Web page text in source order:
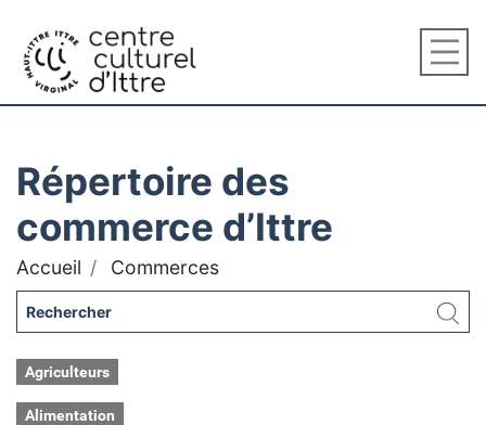
Répertoire des
commerce d’Ittre
Accueil Commerces
Agriculteurs
Alimentation